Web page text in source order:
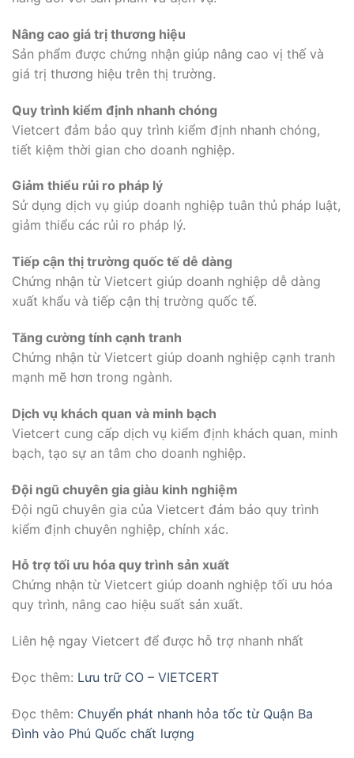
Nâng cao giá trị thương hiệu
Sản phẩm được chứng nhận giúp nâng cao vị thế và
giá trị thương hiệu trên thị trường.
Quy trình kiểm định nhanh chóng
Vietcert đảm bảo quy trình kiểm định nhanh chóng,
tiết kiệm thời gian cho doanh nghiệp.
Giảm thiểu rủi ro pháp lý
Sử dụng dịch vụ giúp doanh nghiệp tuân thủ pháp luật,
giảm thiểu các rủi ro pháp lý.
Tiếp cận thị trường quốc tế dễ dàng
Chứng nhận từ Vietcert giúp doanh nghiệp dễ dàng
xuất khẩu và tiếp cận thị trường quốc tế.
Tăng cường tính cạnh tranh
Chứng nhận từ Vietcert giúp doanh nghiệp cạnh tranh
mạnh mẽ hơn trong ngành.
Dịch vụ khách quan và minh bạch
Vietcert cung cấp dịch vụ kiểm định khách quan, minh
bạch, tạo sự an tâm cho doanh nghiệp.
Đội ngũ chuyên gia giàu kinh nghiệm
Đội ngũ chuyên gia của Vietcert đảm bảo quy trình
kiểm định chuyên nghiệp, chính xác.
Hỗ trợ tối ưu hóa quy trình sản xuất
Chứng nhận từ Vietcert giúp doanh nghiệp tối ưu hóa
quy trình, nâng cao hiệu suất sản xuất.
Liên hệ ngay Vietcert để được hỗ trợ nhanh nhất
Đọc thêm: Lưu trữ CO – VIETCERT
Đọc thêm: Chuyển phát nhanh hỏa tốc từ Quận Ba
Đình vào Phú Quốc chất lượng